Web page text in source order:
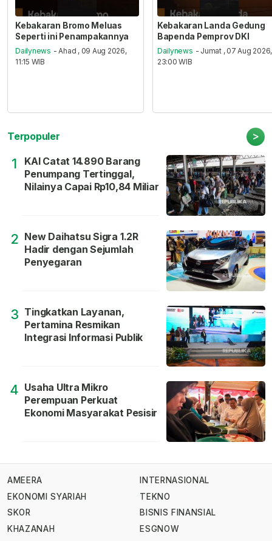
Kebakaran Bromo Meluas
Seperti ini Penampakannya
Dailynews - Ahad , 09 Aug 2026,
11:15 WIB
Kebakaran Landa Gedung
Bapenda Pemprov DKI
Dailynews - Jumat , 07 Aug 2026,
23:00 WIB
Terpopuler >
1
KAI Catat 14.890 Barang
Penumpang Tertinggal,
Nilainya Capai Rp10,84 Miliar
2 New Daihatsu Sigra 1.2R
Hadir dengan Sejumlah
Penyegaran
3 Tingkatkan Layanan,
Pertamina Resmikan
Integrasi Informasi Publik
4 Usaha Ultra Mikro
Perempuan Perkuat
Ekonomi Masyarakat Pesisir
AMEERA
EKONOMI SYARIAH
SKOR
KHAZANAH
INTERNASIONAL
TEKNO
BISNIS FINANSIAL
ESGNOW